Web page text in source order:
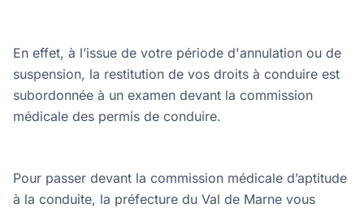
En effet, à l’issue de votre période d'annulation ou de
suspension, la restitution de vos droits à conduire est
subordonnée à un examen devant la commission
médicale des permis de conduire.
Pour passer devant la commission médicale d’aptitude
à la conduite, la préfecture du Val de Marne vous